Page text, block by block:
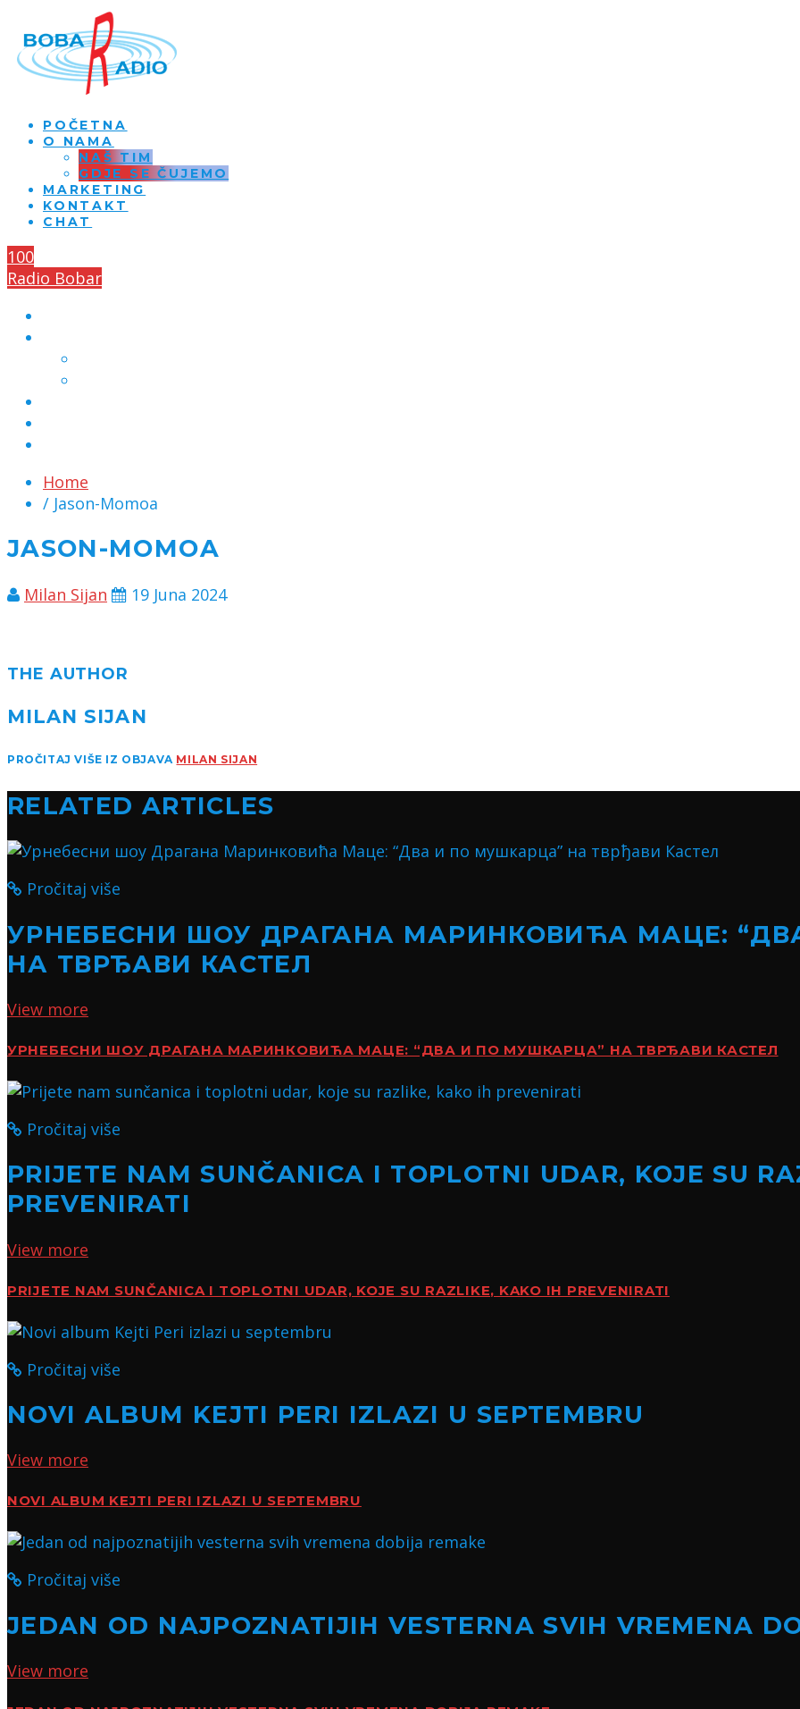
POČETNA
O NAMA
NAŠ TIM
GDJE SE ČUJEMO
MARKETING
KONTAKT
CHAT
100
Radio Bobar
Home
/ Jason-Momoa
JASON-MOMOA
Milan Sijan 19 Juna 2024
THE AUTHOR
MILAN SIJAN
PROČITAJ VIŠE IZ OBJAVA MILAN SIJAN
RELATED ARTICLES
Pročitaj više
УРНЕБЕСНИ ШОУ ДРАГАНА МАРИНКОВИЋА МАЦЕ:
НА ТВРЂАВИ КАСТЕЛ
View more
УРНЕБЕСНИ ШОУ ДРАГАНА МАРИНКОВИЋА МАЦЕ: “ДВА И ПО МУШКАРЦА” НА ТВРЂАВИ КАСТЕЛ
Pročitaj više
PRIJETE NAM SUNČANICA I TOPLOTNI UDAR, KOJE SU
PREVENIRATI
View more
PRIJETE NAM SUNČANICA I TOPLOTNI UDAR, KOJE SU RAZLIKE, KAKO IH PREVENIRATI
Pročitaj više
NOVI ALBUM KEJTI PERI IZLAZI U SEPTEMBRU
View more
NOVI ALBUM KEJTI PERI IZLAZI U SEPTEMBRU
Pročitaj više
JEDAN OD NAJPOZNATIJIH VESTERNA SVIH VREMENA
View more